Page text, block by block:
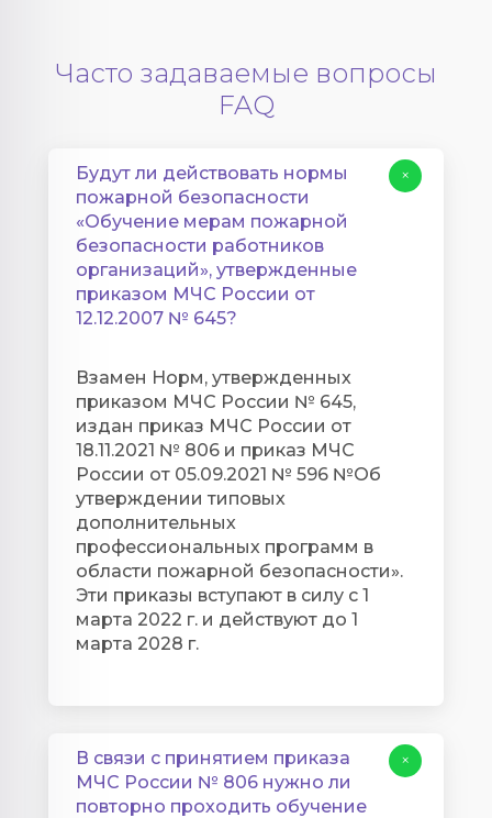
Часто задаваемые вопросы
FAQ
Будут ли действовать нормы
пожарной безопасности
«Обучение мерам пожарной
безопасности работников
организаций», утвержденные
приказом МЧС России от
12.12.2007 № 645?
Взамен Норм, утвержденных
приказом МЧС России № 645,
издан приказ МЧС России от
18.11.2021 № 806 и приказ МЧС
России от 05.09.2021 № 596 №Об
утверждении типовых
дополнительных
профессиональных программ в
области пожарной безопасности».
Эти приказы вступают в силу с 1
марта 2022 г. и действуют до 1
марта 2028 г.
+
В связи с принятием приказа
МЧС России № 806 нужно ли
повторно проходить обучение
+